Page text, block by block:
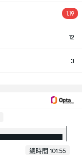
1.19
12
3
總時間 101:55